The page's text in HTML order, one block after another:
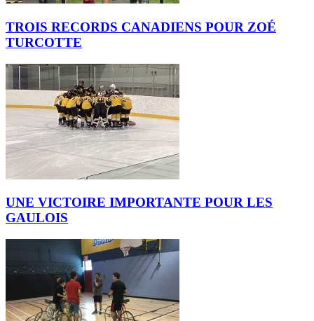
TROIS RECORDS CANADIENS POUR ZOÉ
TURCOTTE
UNE VICTOIRE IMPORTANTE POUR LES
GAULOIS